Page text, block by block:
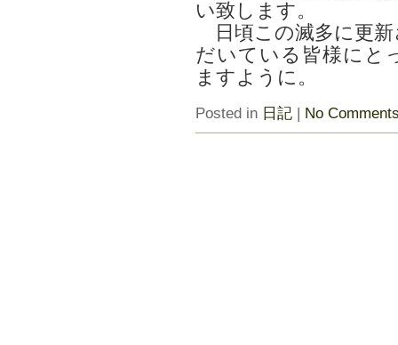
い致します。
日頃この滅多に更
だいている皆様にと
ますように。
Posted in 日記 | No